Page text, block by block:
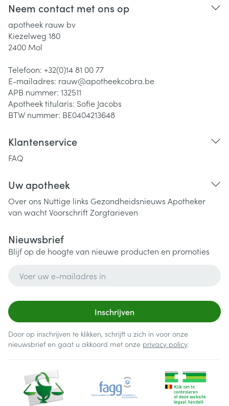
Neem contact met ons op
apotheek rauw bv
Kiezelweg 180
2400 Mol
Telefoon: +32(0)14 81 00 77
E-mailadres: rauw@apotheekcobra.be
APB nummer: 132511
Apotheek titularis: Sofie Jacobs
BTW nummer: BE0404213648
Klantenservice
FAQ
Uw apotheek
Over ons Nuttige links Gezondheidsnieuws Apotheker
van wachtVoorschriftZorgtarieven
Nieuwsbrief
Blijf op de hoogte van nieuwe producten en promoties
Inschrijven
Door op inschrijven te klikken, schrijft u zich in voor onze
nieuwsbrief en gaat u akkoord met onze privacy policy.